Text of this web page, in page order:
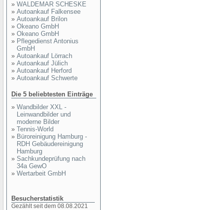
» WALDEMAR SCHESKE
» Autoankauf Falkensee
» Autoankauf Brilon
» Okeano GmbH
» Okeano GmbH
» Pflegedienst Antonius
GmbH
» Autoankauf Lörrach
» Autoankauf Jülich
» Autoankauf Herford
» Autoankauf Schwerte
Die 5 beliebtesten Einträge
» Wandbilder XXL -
Leinwandbilder und
moderne Bilder
» Tennis-World
» Büroreinigung Hamburg -
RDH Gebäudereinigung
Hamburg
» Sachkundeprüfung nach
34a GewO
» Wertarbeit GmbH
Besucherstatistik
Gezählt seit dem 08.08.2021